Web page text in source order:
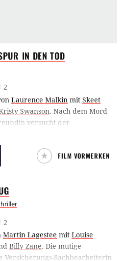
IN DENTOD
2
Laurence Malkin mit Skeet
Swanson. Nach dem Mord
versucht der
auf die Spur zu kommen. Dabei
Ent-deckungen und
Zielscheibe. Wie einst sein
bei einer international
angestellt. Seine
und alles deutet auf eine
des jungen Paares hin. Doch in
werden die beiden
einem Unbekannten attackiert,
FILM VORMERKEN
2
Martin Lagestee mit Louise
Billy Zane. Die mutige
Versicherungs-Sachbearbeiterin